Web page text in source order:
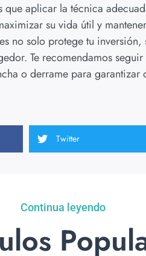
que aplicar la técnica
su vida útil y
no solo protege tu
Te recomendamos
o derrame para garantizar
Twitter
Continua leyendo